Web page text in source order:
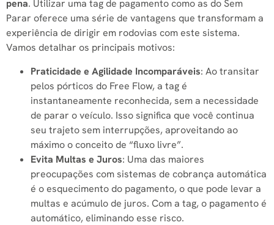
pena. Utilizar uma tag de pagamento como as do Sem
Parar oferece uma série de vantagens que transformam a
experiência de dirigir em rodovias com este sistema.
Vamos detalhar os principais motivos:
Praticidade e Agilidade Incomparáveis: Ao transitar
pelos pórticos do Free Flow, a tag é
instantaneamente reconhecida, sem a necessidade
de parar o veículo. Isso significa que você continua
seu trajeto sem interrupções, aproveitando ao
máximo o conceito de “fluxo livre”.
Evita Multas e Juros: Uma das maiores
preocupações com sistemas de cobrança automática
é o esquecimento do pagamento, o que pode levar a
multas e acúmulo de juros. Com a tag, o pagamento é
automático, eliminando esse risco.